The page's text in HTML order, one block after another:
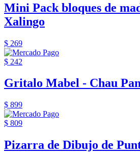
Mini Pack bloques de
Xalingo
$ 269
$ 242
Gritalo Mabel - Chau
$ 899
$ 809
Pizarra de Dibujo de